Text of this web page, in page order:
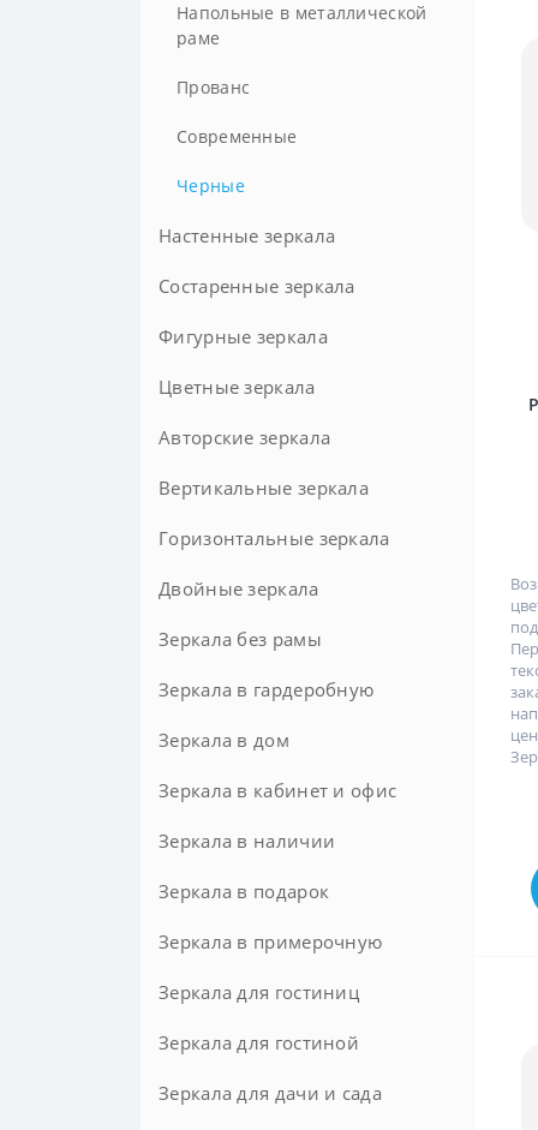
Большие с подсветкой
На ремне
Розовые
Хай-тек
Шебби-шик
Элитные
Шампань
В золотой раме
В металлической раме
В раме
В черной раме
Напольные в металлической
раме
Прованс
Современные
Черные
Настенные зеркала
Состаренные зеркала
Античные
С патиной
Фигурные зеркала
Восьмиугольные
Многоугольные
Цветные зеркала
Авторские зеркала
Вертикальные зеркала
Горизонтальные зеркала
Двойные зеркала
Зеркала без рамы
Зеркала в гардеробную
Зеркала в дом
Зеркала в кабинет и офис
Зеркала в наличии
Зеркала в подарок
Зеркала в примерочную
Зеркала для гостиниц
Зеркала для гостиной
Зеркала для дачи и сада